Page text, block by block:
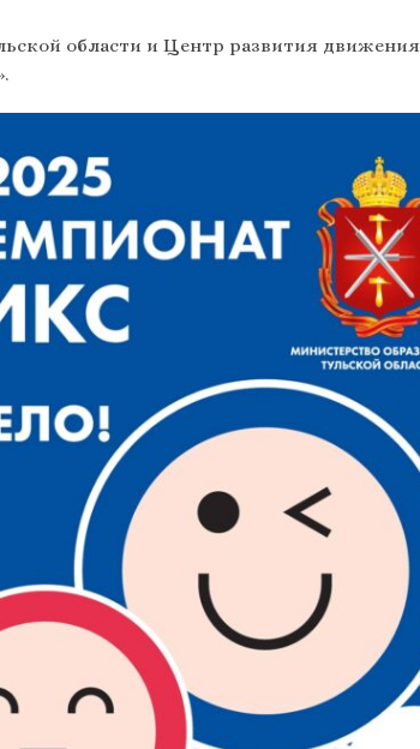
области и Центр развития движения